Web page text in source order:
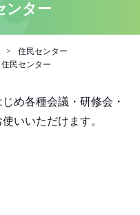
ンター
住民センター
住民センター
め各種会議・研修会・
いいただけます。